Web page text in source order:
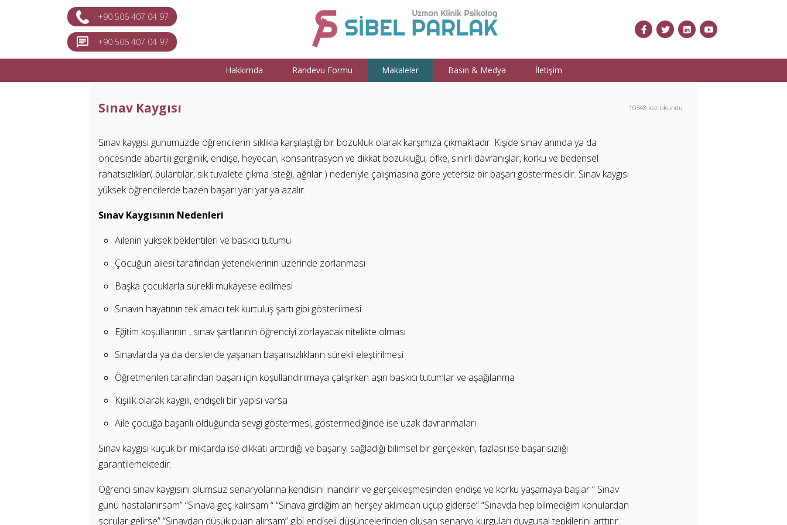
+90 506 407 04 97
+90 506 407 04 97
Hakkımda Randevu Formu Makaleler Basın & Medya İletişim
Sınav Kaygısı 10348 kez okundu
Sınav kaygısı günümüzde öğrencilerin sıklıkla karşılaştığı bir bozukluk olarak karşımıza çıkmaktadır. Kişide sınav anında ya da
öncesinde abartılı gerginlik, endişe, heyecan, konsantrasyon ve dikkat bozukluğu, öfke, sinirli davranışlar, korku ve bedensel
rahatsızlıklar( bulantılar, sık tuvalete çıkma isteği, ağrılar ) nedeniyle çalışmasına göre yetersiz bir başarı göstermesidir. Sınav kaygısı
yüksek öğrencilerde bazen başarı yarı yarıya azalır.
Sınav Kaygısının Nedenleri
Ailenin yüksek beklentileri ve baskıcı tutumu
Çocuğun ailesi tarafından yeteneklerinin üzerinde zorlanması
Başka çocuklarla sürekli mukayese edilmesi
Sınavın hayatının tek amacı tek kurtuluş şartı gibi gösterilmesi
Eğitim koşullarının , sınav şartlarının öğrenciyi zorlayacak nitelikte olması
Sınavlarda ya da derslerde yaşanan başarısızlıkların sürekli eleştirilmesi
Öğretmenleri tarafından başarı için koşullandırılmaya çalışırken aşırı baskıcı tutumlar ve aşağılanma
Kişilik olarak kaygılı, endişeli bir yapısı varsa
Aile çocuğa başarılı olduğunda sevgi göstermesi, göstermediğinde ise uzak davranmaları
Sınav kaygısı küçük bir miktarda ise dikkati arttırdığı ve başarıyı sağladığı bilimsel bir gerçekken, fazlası ise başarısızlığı
garantilemektedir.
Öğrenci sınav kaygısını olumsuz senaryolarına kendisini inandırır ve gerçekleşmesinden endişe ve korku yaşamaya başlar “ Sınav
günü hastalanırsam” “Sınava geç kalırsam “ “Sınava girdiğim an herşey aklımdan uçup giderse” “Sınavda hep bilmediğim konulardan
sorular gelirse” “Sınavdan düşük puan alırsam” gibi endişeli düşüncelerinden oluşan senaryo kurguları duygusal tepkilerini arttırır.